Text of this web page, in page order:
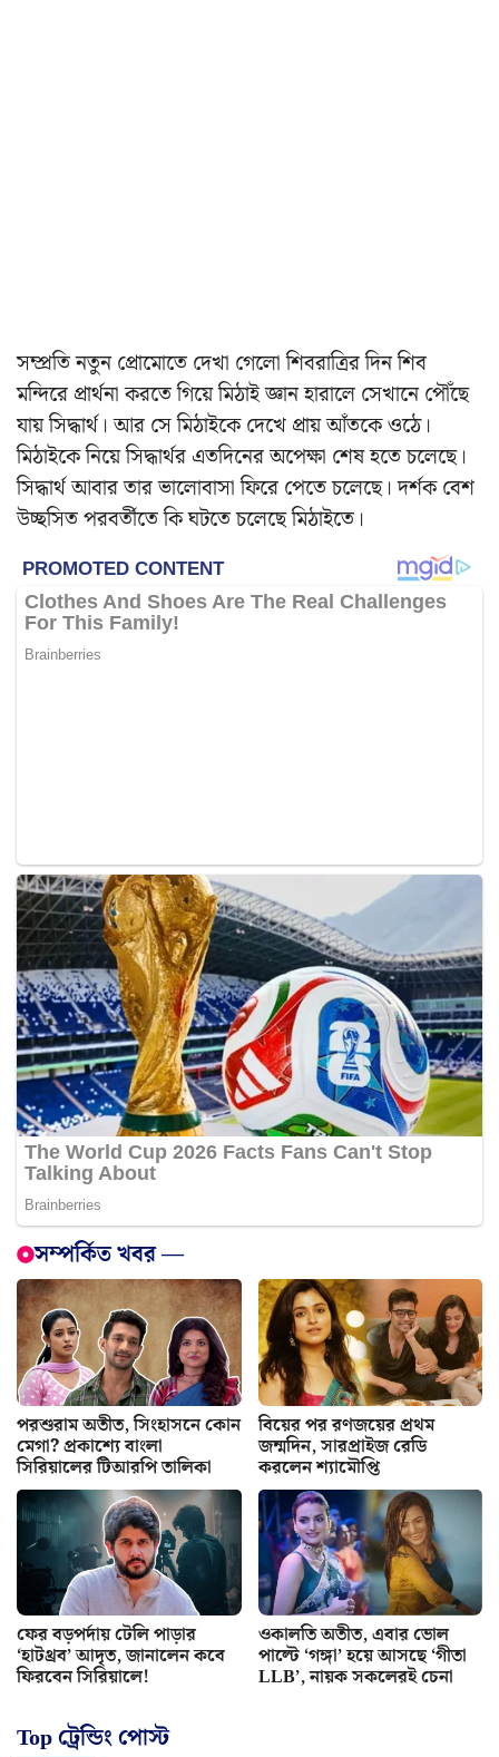
সম্প্রতি নতুন প্রোমোতে দেখা গেলো শিবরাত্রির দিন শিব
মন্দিরে প্রার্থনা করতে গিয়ে মিঠাই জ্ঞান হারালে সেখানে পৌঁছে
যায় সিদ্ধার্থ। আর সে মিঠাইকে দেখে প্রায় আঁতকে ওঠে।
মিঠাইকে নিয়ে সিদ্ধার্থর এতদিনের অপেক্ষা শেষ হতে চলেছে।
সিদ্ধার্থ আবার তার ভালোবাসা ফিরে পেতে চলেছে। দর্শক বেশ
উচ্ছসিত পরবর্তীতে কি ঘটতে চলেছে মিঠাইতে।
সম্পর্কিত খবর —
পরশুরাম অতীত, সিংহাসনে কোন
মেগা? প্রকাশ্যে বাংলা
সিরিয়ালের টিআরপি তালিকা
বিয়ের পর রণজয়ের প্রথম
জন্মদিন, সারপ্রাইজ রেডি
করলেন শ্যামৌপ্তি
ফের বড়পর্দায় টেলি পাড়ার
‘হাটথ্রব’ আদৃত, জানালেন কবে
ফিরবেন সিরিয়ালে!
ওকালতি অতীত, এবার ভোল
পাল্টে ‘গঙ্গা’ হয়ে আসছে ‘গীতা
LLB’, নায়ক সকলেরই চেনা
Top ট্রেন্ডিং পোস্ট